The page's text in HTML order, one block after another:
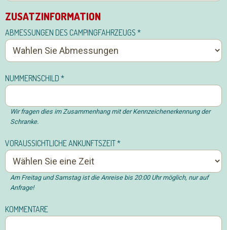
ZUSATZINFORMATION
ABMESSUNGEN DES CAMPINGFAHRZEUGS *
NUMMERNSCHILD *
Wir fragen dies im Zusammenhang mit der Kennzeichenerkennung der
Schranke.
VORAUSSICHTLICHE ANKUNFTSZEIT*
Am Freitag und Samstag ist die Anreise bis 20:00 Uhr möglich, nur auf
Anfrage!
KOMMENTARE